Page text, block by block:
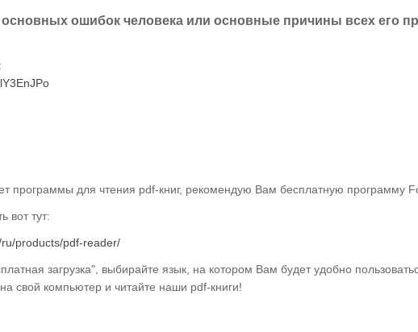
основных ошибок человека или основные причины всех его
программы для чтения pdf-книг, рекомендую Вам бесплатную программу
вот тут:
products/pdf-reader/
загрузка", выбирайте язык, на котором Вам будет удобно
свой компьютер и читайте наши pdf-книги!